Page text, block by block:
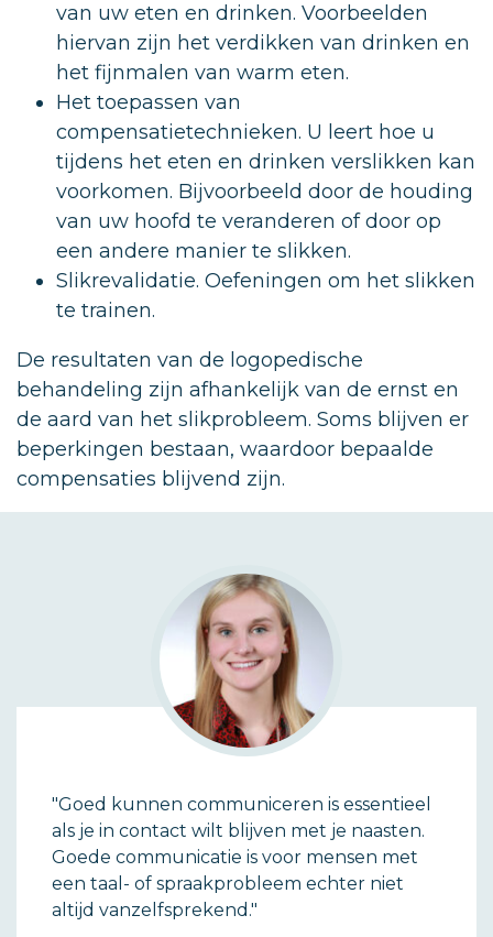
van uw eten en drinken. Voorbeelden
hiervan zijn het verdikken van drinken en
het fijnmalen van warm eten.
Het toepassen van
compensatietechnieken. U leert hoe u
tijdens het eten en drinken verslikken kan
voorkomen. Bijvoorbeeld door de houding
van uw hoofd te veranderen of door op
een andere manier te slikken.
Slikrevalidatie. Oefeningen om het slikken
te trainen.
De resultaten van de logopedische
behandeling zijn afhankelijk van de ernst en
de aard van het slikprobleem. Soms blijven er
beperkingen bestaan, waardoor bepaalde
compensaties blijvend zijn.
"Goed kunnen communiceren is essentieel
als je in contact wilt blijven met je naasten.
Goede communicatie is voor mensen met
een taal- of spraakprobleem echter niet
altijd vanzelfsprekend."